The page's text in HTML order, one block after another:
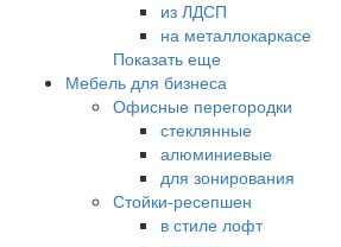
из ЛДСП
на металлокаркасе
Показать еще
Мебель для бизнеса
Офисные перегородки
стеклянные
алюминиевые
для зонирования
Стойки-ресепшен
в стиле лофт